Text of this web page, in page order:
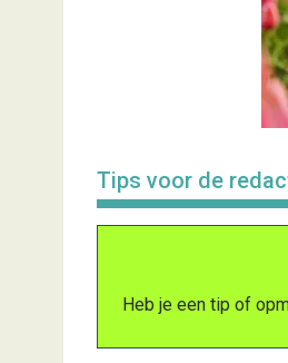
Tips voor de
Heb je een tip of